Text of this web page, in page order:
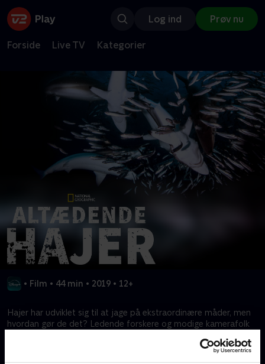
Log ind Prøv nu
Forside Live TV Kategorier
• Film • 44 min • 2019 • 12+
Hajer har udviklet sig til at jage på ekstraordinære måder, men
hvordan gør de det? Ledende forskere og modige kamerafolk